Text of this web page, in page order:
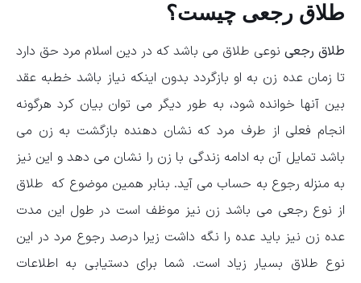
طلاق رجعی چیست؟
طلاق رجعی نوعی طلاق می باشد که در دین اسلام مرد حق دارد
تا زمان عده زن به او بازگردد بدون اینکه نیاز باشد خطبه عقد
بین آنها خوانده شود، به طور دیگر می توان بیان کرد هرگونه
انجام فعلی از طرف مرد که نشان دهنده بازگشت به زن می
باشد تمایل آن به ادامه زندگی با زن را نشان می دهد و این نیز
به منزله رجوع به حساب می آید. بنابر همین موضوع که طلاق
از نوع رجعی می باشد زن نیز موظف است در طول این مدت
عده زن نیز باید عده را نگه داشت زیرا درصد رجوع مرد در این
نوع طلاق بسیار زیاد است. شما برای دستیابی به اطلاعات